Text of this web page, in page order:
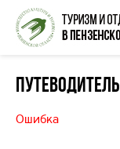
Путеводитель
Ошибка